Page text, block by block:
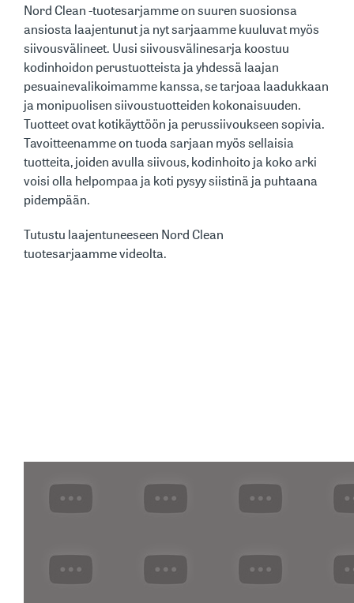
Nord Clean -tuotesarjamme on suuren suosionsa
ansiosta laajentunut ja nyt sarjaamme kuuluvat myös
siivousvälineet. Uusi siivousvälinesarja koostuu
kodinhoidon perustuotteista ja yhdessä laajan
pesuainevalikoimamme kanssa, se tarjoaa laadukkaan
ja monipuolisen siivoustuotteiden kokonaisuuden.
Tuotteet ovat kotikäyttöön ja perussiivoukseen sopivia.
Tavoitteenamme on tuoda sarjaan myös sellaisia
tuotteita, joiden avulla siivous, kodinhoito ja koko arki
voisi olla helpompaa ja koti pysyy siistinä ja puhtaana
pidempään.
Tutustu laajentuneeseen Nord Clean
tuotesarjaamme videolta.